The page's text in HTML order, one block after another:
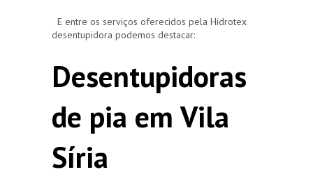
E entre os serviços oferecidos pela Hidrotex
desentupidora podemos destacar:
Desentupidoras
de pia em Vila
Síria